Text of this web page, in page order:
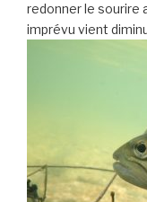
redonner le sourire
imprévu vient